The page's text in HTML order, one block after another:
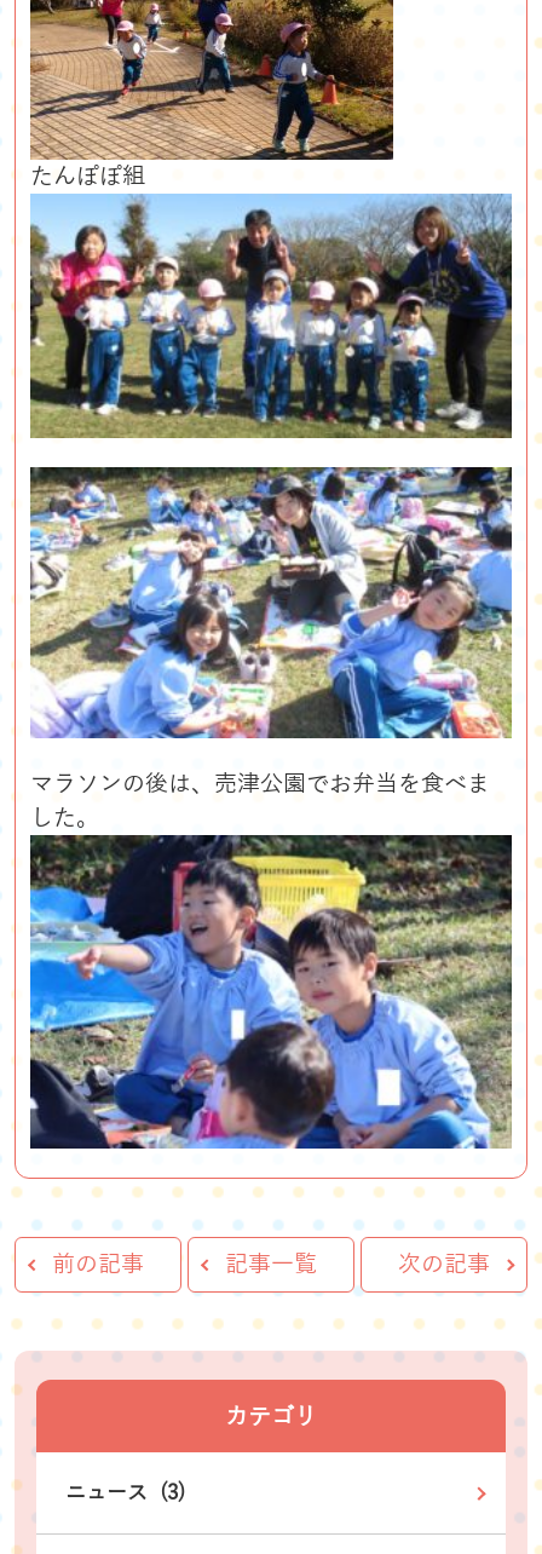
たんぽぽ組
マラソンの後は、売津公園でお弁当を食べま
した。
前の記事 記事一覧 次の記事
カテゴリ
ニュース (3)